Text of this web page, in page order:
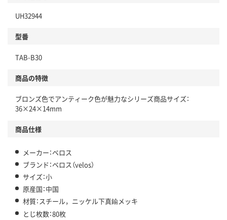
UH32944
型番
TAB-B30
商品の特徴
ブロンズ色でアンティーク色が魅力なシリーズ商品サイズ：
36×24×14mm
商品仕様
メーカー：ベロス
ブランド：ベロス（velos）
サイズ：小
原産国：中国
材質：スチール，ニッケル下真鍮メッキ
とじ枚数：80枚